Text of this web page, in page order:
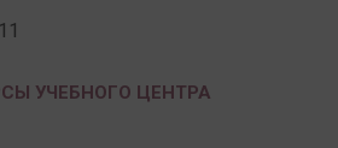
УЧЕБНОГО ЦЕНТРА